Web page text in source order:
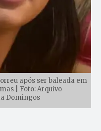
após ser baleada em
| Foto: Arquivo
Domingos